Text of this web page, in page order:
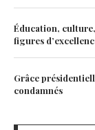
Éducation,
figures
Grâce
condamnés